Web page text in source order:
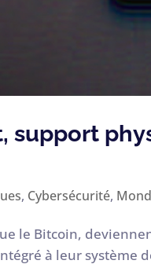
support
, Cybersécurité,
le Bitcoin,
à leur système